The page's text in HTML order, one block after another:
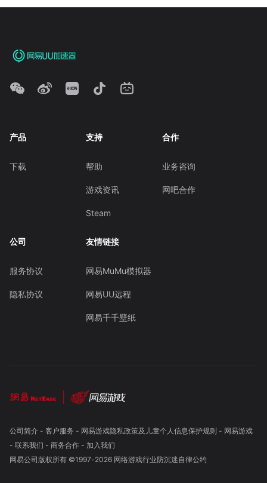
产品
下载
支持
帮助
游戏资讯
Steam
合作
业务咨询
网吧合作
公司
服务协议
隐私协议
友情链接
网易MuMu模拟器
网易UU远程
网易千千壁纸
公司简介- 客户服务 - 网易游戏隐私政策及儿童个人信息保护规则 - 网易游戏
- 联系我们 - 商务合作- 加入我们
网易公司版权所有 ©1997-2026 网络游戏行业防沉迷自律公约